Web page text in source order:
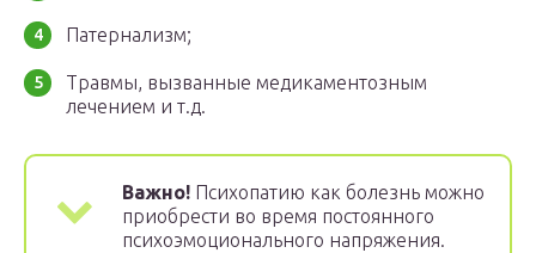
Патернализм;
Травмы, вызванные медикаментозным
лечением и т.д.
Важно! Психопатию как болезнь можно
приобрести во время постоянного
психоэмоционального напряжения.